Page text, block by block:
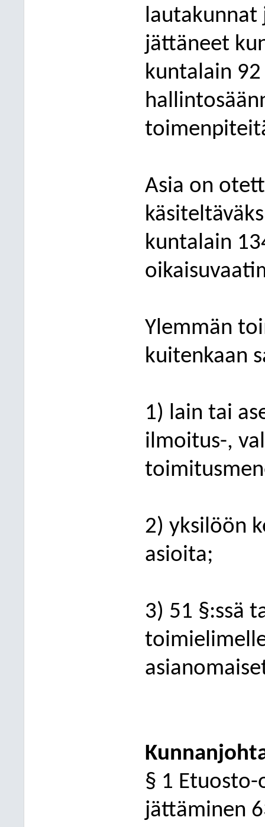
lautakunnat
jättäneet
kuntalain 92
Asia on
kuntalain
Ylemmän
kuitenkaan
1) lain tai
ilmoitus-,
toimi
2) yksilöön
asioita;
3) 51 §:ssä
§ 1
jättäminen